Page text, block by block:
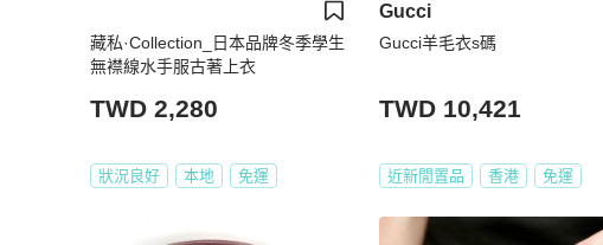
藏私·Collection_日本品牌冬季學生
無襟線水手服古著上衣
TWD 2,280
狀況良好 本地 免運
Gucci
Gucci羊毛衣s碼
TWD 10,421
近新閒置品 香港 免運